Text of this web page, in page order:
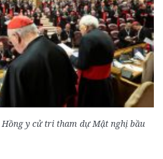
y cử tri tham dự Mật nghị bầu